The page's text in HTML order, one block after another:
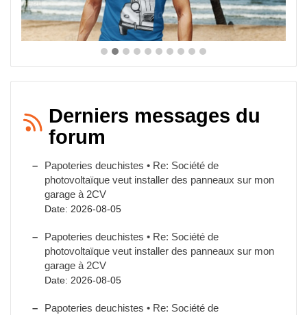
Derniers messages du
forum
Papoteries deuchistes • Re: Société de
photovoltaïque veut installer des panneaux sur mon
garage à 2CV
Date: 2026-08-05
Papoteries deuchistes • Re: Société de
photovoltaïque veut installer des panneaux sur mon
garage à 2CV
Date: 2026-08-05
Papoteries deuchistes • Re: Société de